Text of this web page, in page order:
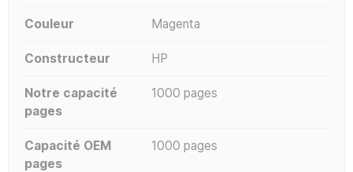
Couleur Magenta
Constructeur HP
Notre capacité
pages
1000 pages
Capacité OEM
pages
1000 pages